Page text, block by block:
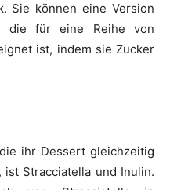
Sie können eine Version
die für eine Reihe von
ist, indem sie Zucker
ihr Dessert gleichzeitig
Stracciatella und Inulin.